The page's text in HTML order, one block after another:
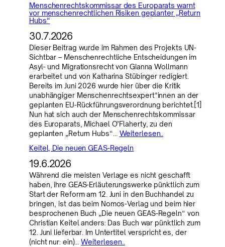
Menschenrechtskommissar des Europarats warnt
vor menschenrechtlichen Risiken geplanter „Return
Hubs“
30.7.2026
Dieser Beitrag wurde im Rahmen des Projekts UN-
Sichtbar – Menschenrechtliche Entscheidungen im
Asyl- und Migrationsrecht von Gianna Wollmann
erarbeitet und von Katharina Stübinger redigiert.
Bereits im Juni 2026 wurde hier über die Kritik
unabhängiger Menschenrechtsexpert*innen an der
geplanten EU-Rückführungsverordnung berichtet.[1]
Nun hat sich auch der Menschenrechtskommissar
des Europarats, Michael O’Flaherty, zu den
geplanten „Return Hubs“… Weiterlesen..
Keitel, Die neuen GEAS-Regeln
19.6.2026
Während die meisten Verlage es nicht geschafft
haben, ihre GEAS-Erläuterungswerke pünktlich zum
Start der Reform am 12. Juni in den Buchhandel zu
bringen, ist das beim Nomos-Verlag und beim hier
besprochenen Buch „Die neuen GEAS-Regeln“ von
Christian Keitel anders: Das Buch war pünktlich zum
12. Juni lieferbar. Im Untertitel verspricht es, der
(nicht nur: ein)…Weiterlesen..